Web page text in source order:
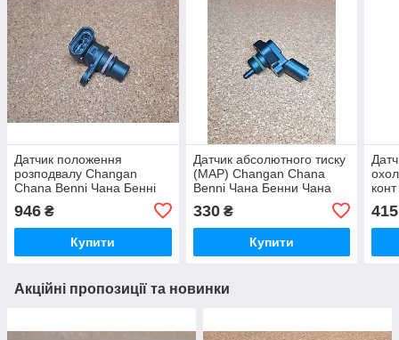
Датчик положення
розподвалу Changan
Chana Benni Чана Бенні
946 ₴
Купити
Датчик абсолютного тиску
(МАР) Changan Chana
Benni Чана Бенни Чана
330₴
Купити
Бені
415
Акційні пропозиції та новинки